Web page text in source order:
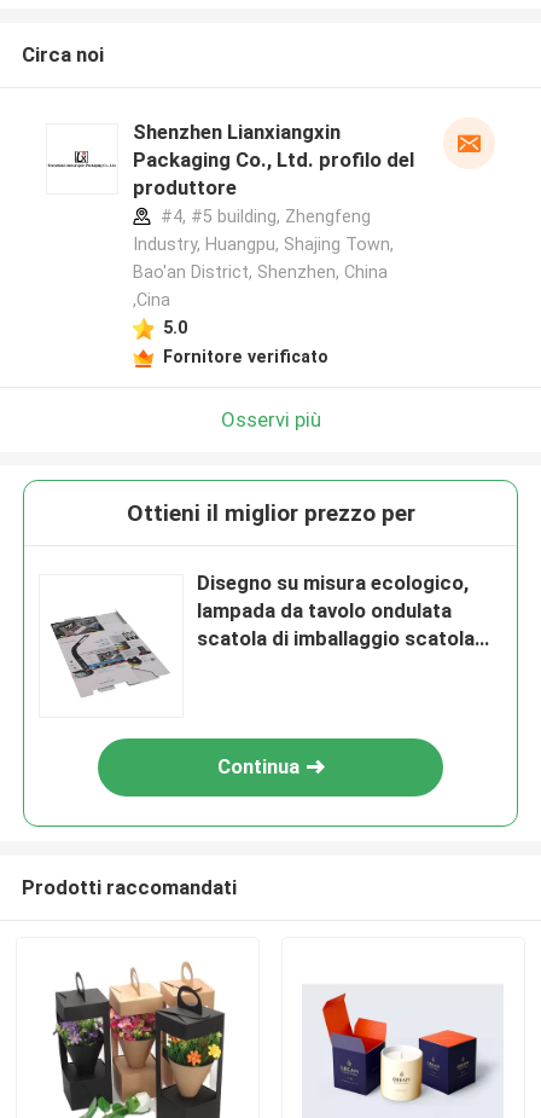
Circa noi
Shenzhen Lianxiangxin
Packaging Co., Ltd. profilo del
produttore
#4, #5 building, Zhengfeng
Industry, Huangpu, Shajing Town,
Bao'an District, Shenzhen, China
,Cina
5.0
Fornitore verificato
Osservi più
Ottieni il miglior prezzo per
Disegno su misura ecologico,
lampada da tavolo ondulata
scatola di imballaggio scatola
Continua
Prodotti raccomandati